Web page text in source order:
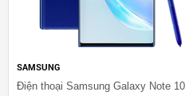
SAMSUNG
Điện thoại Samsung Galaxy Note 10